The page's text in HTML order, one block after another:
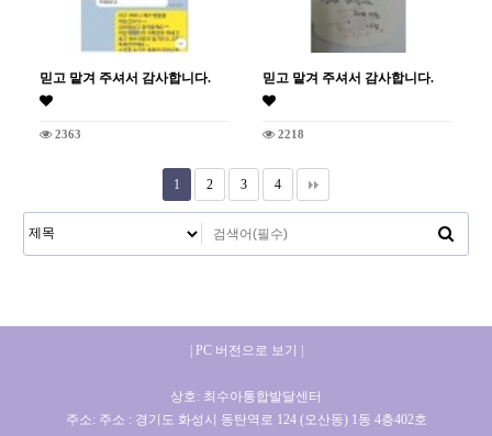
믿고 맡겨 주셔서 감사합니다.
2363
믿고 맡겨 주셔서 감사합니다.
2218
1 2 3 4
| PC 버전으로 보기 |
상호: 최수아통합발달센터
주소: 주소 : 경기도 화성시 동탄역로 124 (오산동) 1동 4층402호